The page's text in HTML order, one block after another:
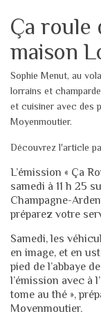
Ça roule
maison
Sophie Menut, au
lorrains et
et cuisiner avec des
Moyenmoutier.
Découvrez l'article
L’émission « Ça
samedi à 11 h 25
Champagne-
préparez votre
Samedi, les
en image, et en
pied de l’abbaye
l’émission avec à
tome au thé »,
Moyenmoutier.